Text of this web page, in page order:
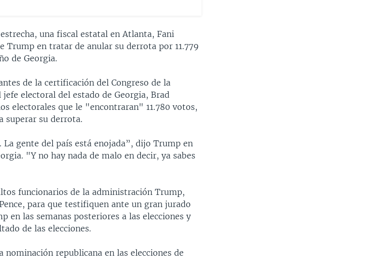
una fiscal estatal en Atlanta, Fani
Trump en tratar de anular su derrota por 11.779
de Georgia.
de la certificación del Congreso de la
electoral del estado de Georgia, Brad
electorales que le "encontraran" 11.780 votos,
superar su derrota.
La gente del país está enojada”, dijo Trump en
"Y no hay nada de malo en decir, ya sabes
funcionarios de la administración Trump,
para que testifiquen ante un gran jurado
en las semanas posteriores a las elecciones y
de las elecciones.
nominación republicana en las elecciones de